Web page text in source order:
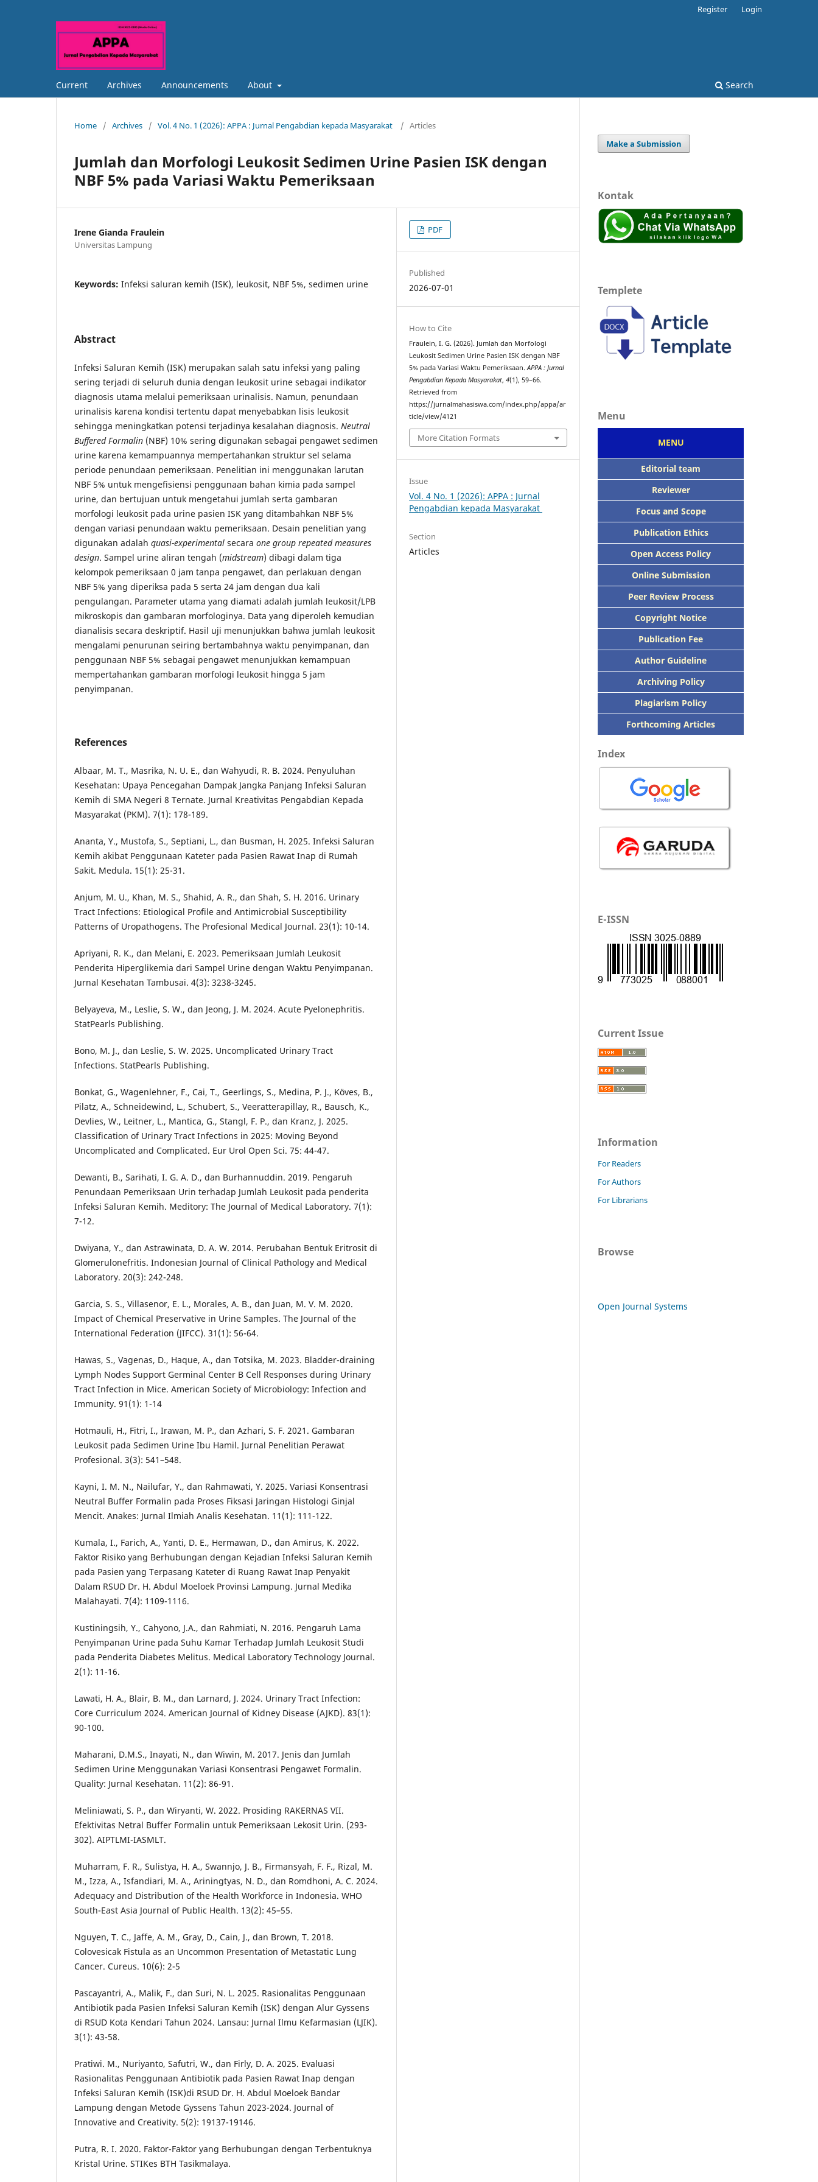
Current Archives Announcements About Search
Register Login
Home / Archives / Vol. 4 No. 1 (2026): APPA : Jurnal Pengabdian kepada Masyarakat / Articles
Jumlah dan Morfologi Leukosit Sedimen Urine Pasien ISK dengan
NBF 5% pada Variasi Waktu Pemeriksaan
Irene Gianda Fraulein
Universitas Lampung
Keywords: Infeksi saluran kemih (ISK), leukosit, NBF 5%, sedimen urine
Abstract
Infeksi Saluran Kemih (ISK) merupakan salah satu infeksi yang paling
sering terjadi di seluruh dunia dengan leukosit urine sebagai indikator
diagnosis utama melalui pemeriksaan urinalisis. Namun, penundaan
urinalisis karena kondisi tertentu dapat menyebabkan lisis leukosit
sehingga meningkatkan potensi terjadinya kesalahan diagnosis. Neutral
Buffered Formalin (NBF) 10% sering digunakan sebagai pengawet sedimen
urine karena kemampuannya mempertahankan struktur sel selama
periode penundaan pemeriksaan. Penelitian ini menggunakan larutan
NBF 5% untuk mengefisiensi penggunaan bahan kimia pada sampel
urine, dan bertujuan untuk mengetahui jumlah serta gambaran
morfologi leukosit pada urine pasien ISK yang ditambahkan NBF 5%
dengan variasi penundaan waktu pemeriksaan. Desain penelitian yang
digunakan adalah quasi-experimental secara one group repeated measures
design. Sampel urine aliran tengah (midstream) dibagi dalam tiga
kelompok pemeriksaan 0 jam tanpa pengawet, dan perlakuan dengan
NBF 5% yang diperiksa pada 5 serta 24 jam dengan dua kali
pengulangan. Parameter utama yang diamati adalah jumlah leukosit/LPB
mikroskopis dan gambaran morfologinya. Data yang diperoleh kemudian
dianalisis secara deskriptif. Hasil uji menunjukkan bahwa jumlah leukosit
mengalami penurunan seiring bertambahnya waktu penyimpanan, dan
penggunaan NBF 5% sebagai pengawet menunjukkan kemampuan
mempertahankan gambaran morfologi leukosit hingga 5 jam
penyimpanan.
References
Albaar, M. T., Masrika, N. U. E., dan Wahyudi, R. B. 2024. Penyuluhan
Kesehatan: Upaya Pencegahan Dampak Jangka Panjang Infeksi Saluran
Kemih di SMA Negeri 8 Ternate. Jurnal Kreativitas Pengabdian Kepada
Masyarakat (PKM). 7(1): 178-189.
Ananta, Y., Mustofa, S., Septiani, L., dan Busman, H. 2025. Infeksi Saluran
Kemih akibat Penggunaan Kateter pada Pasien Rawat Inap di Rumah
Sakit. Medula. 15(1): 25-31.
Anjum, M. U., Khan, M. S., Shahid, A. R., dan Shah, S. H. 2016. Urinary
Tract Infections: Etiological Profile and Antimicrobial Susceptibility
Patterns of Uropathogens. The Profesional Medical Journal. 23(1): 10-14.
Apriyani, R. K., dan Melani, E. 2023. Pemeriksaan Jumlah Leukosit
Penderita Hiperglikemia dari Sampel Urine dengan Waktu Penyimpanan.
Jurnal Kesehatan Tambusai. 4(3): 3238-3245.
Belyayeva, M., Leslie, S. W., dan Jeong, J. M. 2024. Acute Pyelonephritis.
StatPearls Publishing.
Bono, M. J., dan Leslie, S. W. 2025. Uncomplicated Urinary Tract
Infections. StatPearls Publishing.
Bonkat, G., Wagenlehner, F., Cai, T., Geerlings, S., Medina, P. J., Köves, B.,
Pilatz, A., Schneidewind, L., Schubert, S., Veeratterapillay, R., Bausch, K.,
Devlies, W., Leitner, L., Mantica, G., Stangl, F. P., dan Kranz, J. 2025.
Classification of Urinary Tract Infections in 2025: Moving Beyond
Uncomplicated and Complicated. Eur Urol Open Sci. 75: 44-47.
Dewanti, B., Sarihati, I. G. A. D., dan Burhannuddin. 2019. Pengaruh
Penundaan Pemeriksaan Urin terhadap Jumlah Leukosit pada penderita
Infeksi Saluran Kemih. Meditory: The Journal of Medical Laboratory. 7(1):
7-12.
Dwiyana, Y., dan Astrawinata, D. A. W. 2014. Perubahan Bentuk Eritrosit di
Glomerulonefritis. Indonesian Journal of Clinical Pathology and Medical
Laboratory. 20(3): 242-248.
Garcia, S. S., Villasenor, E. L., Morales, A. B., dan Juan, M. V. M. 2020.
Impact of Chemical Preservative in Urine Samples. The Journal of the
International Federation (JIFCC). 31(1): 56-64.
Hawas, S., Vagenas, D., Haque, A., dan Totsika, M. 2023. Bladder-draining
Lymph Nodes Support Germinal Center B Cell Responses during Urinary
Tract Infection in Mice. American Society of Microbiology: Infection and
Immunity. 91(1): 1-14
Hotmauli, H., Fitri, I., Irawan, M. P., dan Azhari, S. F. 2021. Gambaran
Leukosit pada Sedimen Urine Ibu Hamil. Jurnal Penelitian Perawat
Profesional. 3(3): 541–548.
Kayni, I. M. N., Nailufar, Y., dan Rahmawati, Y. 2025. Variasi Konsentrasi
Neutral Buffer Formalin pada Proses Fiksasi Jaringan Histologi Ginjal
Mencit. Anakes: Jurnal Ilmiah Analis Kesehatan. 11(1): 111-122.
Kumala, I., Farich, A., Yanti, D. E., Hermawan, D., dan Amirus, K. 2022.
Faktor Risiko yang Berhubungan dengan Kejadian Infeksi Saluran Kemih
pada Pasien yang Terpasang Kateter di Ruang Rawat Inap Penyakit
Dalam RSUD Dr. H. Abdul Moeloek Provinsi Lampung. Jurnal Medika
Malahayati. 7(4): 1109-1116.
Kustiningsih, Y., Cahyono, J.A., dan Rahmiati, N. 2016. Pengaruh Lama
Penyimpanan Urine pada Suhu Kamar Terhadap Jumlah Leukosit Studi
pada Penderita Diabetes Melitus. Medical Laboratory Technology Journal.
2(1): 11-16.
Lawati, H. A., Blair, B. M., dan Larnard, J. 2024. Urinary Tract Infection:
Core Curriculum 2024. American Journal of Kidney Disease (AJKD). 83(1):
90-100.
Maharani, D.M.S., Inayati, N., dan Wiwin, M. 2017. Jenis dan Jumlah
Sedimen Urine Menggunakan Variasi Konsentrasi Pengawet Formalin.
Quality: Jurnal Kesehatan. 11(2): 86-91.
Meliniawati, S. P., dan Wiryanti, W. 2022. Prosiding RAKERNAS VII.
Efektivitas Netral Buffer Formalin untuk Pemeriksaan Lekosit Urin. (293-
302). AIPTLMI-IASMLT.
Muharram, F. R., Sulistya, H. A., Swannjo, J. B., Firmansyah, F. F., Rizal, M.
M., Izza, A., Isfandiari, M. A., Ariningtyas, N. D., dan Romdhoni, A. C. 2024.
Adequacy and Distribution of the Health Workforce in Indonesia. WHO
South-East Asia Journal of Public Health. 13(2): 45–55.
Nguyen, T. C., Jaffe, A. M., Gray, D., Cain, J., dan Brown, T. 2018.
Colovesicak Fistula as an Uncommon Presentation of Metastatic Lung
Cancer. Cureus. 10(6): 2-5
Pascayantri, A., Malik, F., dan Suri, N. L. 2025. Rasionalitas Penggunaan
Antibiotik pada Pasien Infeksi Saluran Kemih (ISK) dengan Alur Gyssens
di RSUD Kota Kendari Tahun 2024. Lansau: Jurnal Ilmu Kefarmasian (LJIK).
3(1): 43-58.
Pratiwi. M., Nuriyanto, Safutri, W., dan Firly, D. A. 2025. Evaluasi
Rasionalitas Penggunaan Antibiotik pada Pasien Rawat Inap dengan
Infeksi Saluran Kemih (ISK)di RSUD Dr. H. Abdul Moeloek Bandar
Lampung dengan Metode Gyssens Tahun 2023-2024. Journal of
Innovative and Creativity. 5(2): 19137-19146.
Putra, R. I. 2020. Faktor-Faktor yang Berhubungan dengan Terbentuknya
Kristal Urine. STIKes BTH Tasikmalaya.
PDF
Published
2026-07-01
How to Cite
Fraulein, I. G. (2026). Jumlah dan Morfologi
Leukosit Sedimen Urine Pasien ISK dengan NBF
5% pada Variasi Waktu Pemeriksaan.APPA : Jurnal
Pengabdian Kepada Masyarakat,4(1), 59–66.
Retrieved from
https://jurnalmahasiswa.com/index.php/appa/ar
ticle/view/4121
More Citation Formats
Issue
Vol. 4 No. 1 (2026): APPA : Jurnal
Pengabdian kepada Masyarakat
Section
Articles
Make a Submission
Kontak
Templete
Menu
MENU
Editorial team
Reviewer
Focus and Scope
Publication Ethics
Open Access Policy
Online Submission
Peer Review Process
Copyright Notice
Publication Fee
Author Guideline
Archiving Policy
Plagiarism Policy
Forthcoming Articles
Index
E-ISSN
Current Issue
Information
For Readers
For Authors
For Librarians
Browse
Open Journal Systems